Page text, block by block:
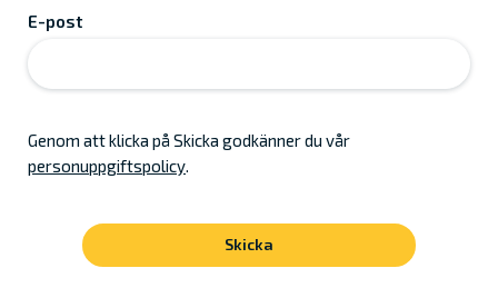
E-post
Genom att klicka på Skicka godkänner du vår
personuppgiftspolicy.